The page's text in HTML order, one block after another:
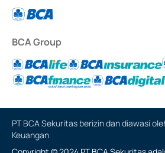
BCA Group
PT BCA Sekuritas berizin dan diawasi
Keuangan